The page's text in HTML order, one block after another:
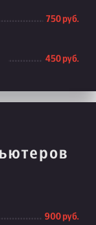
750 руб.
450 руб.
900 руб.